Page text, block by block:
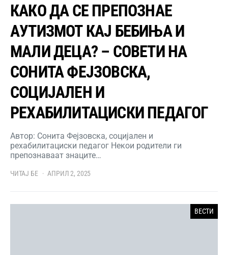
КАКО ДА СЕ ПРЕПОЗНАЕ
АУТИЗМОТ КАЈ БЕБИЊА И
МАЛИ ДЕЦА? – СОВЕТИ НА
СОНИТА ФЕЈЗОВСКА,
СОЦИЈАЛЕН И
РЕХАБИЛИТАЦИСКИ ПЕДАГОГ
Автор: Сонита Фејзовска, социјален и
рехабилитациски педагог Некои родители ги
препознаваат знаците…
ЧИТАЈ БЕ АПРИЛ 2, 2025
ВЕСТИ